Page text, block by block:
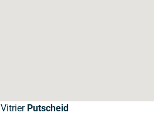
Vitrier Putscheid